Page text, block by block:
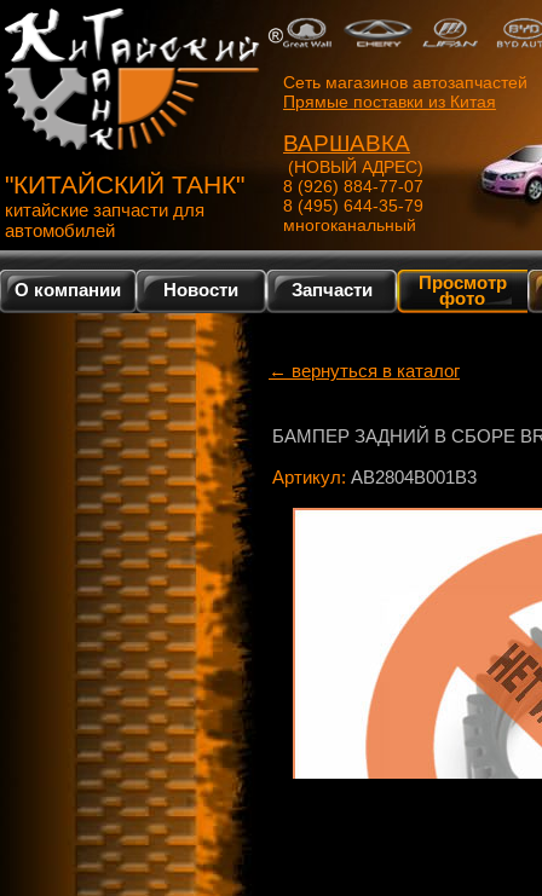
"КИТАЙСКИЙ ТАНК"
китайские запчасти для
автомобилей
Сеть магазинов автозапчастей
Прямые поставки из Китая
ВАРШАВКА
(НОВЫЙ АДРЕС)
8 (926) 884-77-07
8 (495) 644-35-79
многоканальный
О компании Новости Запчасти Просмотр
фото
← вернуться в каталог
БАМПЕР ЗАДНИЙ В СБОРЕ
Артикул: AB2804B001B3